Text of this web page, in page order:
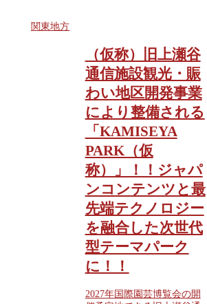
関東地方
（仮称）旧上瀬谷
通信施設観光・賑
わい地区開発事業
により整備される
「KAMISEYA
PARK（仮
称）」！！ジャパ
ンコンテンツと最
先端テクノロジー
を融合した次世代
型テーマパーク
に！！
2027年国際園芸博覧会の開